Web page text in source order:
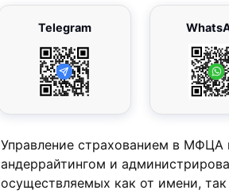
Telegram
Управление страхованием в МФЦА
андеррайтингом и
осуществляемых как от имени,